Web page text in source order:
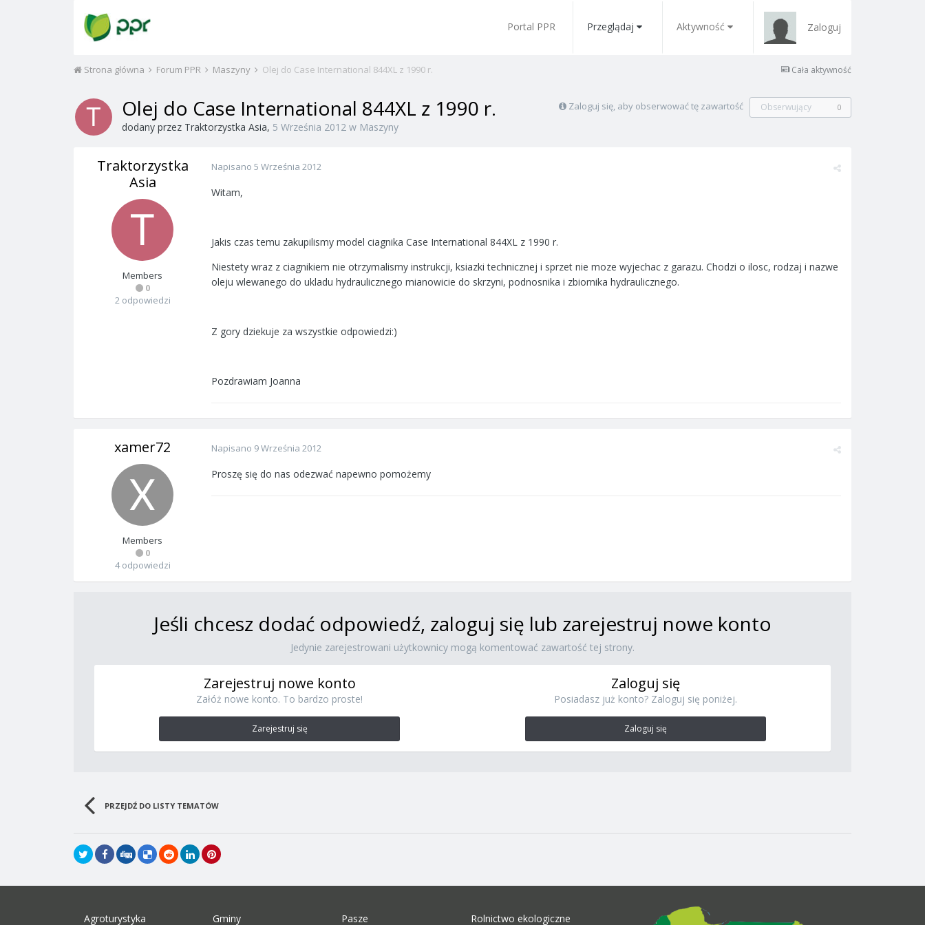
Portal PPR Przeglądaj Aktywność Zaloguj
Cała aktywność
Strona główna Forum PPR Maszyny Olej do Case International 844XL z 1990 r.
Zaloguj się, aby obserwować tę zawartość Obserwujący 0
Olej do Case International 844XL z 1990 r.
dodany przez Traktorzystka Asia, 5 Września 2012 w Maszyny
Traktorzystka
Asia
Members
0
2 odpowiedzi
Napisano 5 Września 2012
Witam,
Jakis czas temu zakupilismy model ciagnika Case International 844XL z 1990 r.
Niestety wraz z ciagnikiem nie otrzymalismy instrukcji, ksiazki technicznej i sprzet nie moze wyjechac z garazu. Chodzi o ilosc, rodzaj i nazwe
oleju wlewanego do ukladu hydraulicznego mianowicie do skrzyni, podnosnika i zbiornika hydraulicznego.
Z gory dziekuje za wszystkie odpowiedzi:)
Pozdrawiam Joanna
xamer72
Members
0
4 odpowiedzi
Napisano 9 Września 2012
Proszę się do nas odezwać napewno pomożemy
Jeśli chcesz dodać odpowiedź, zaloguj się lub zarejestruj nowe konto
Jedynie zarejestrowani użytkownicy mogą komentować zawartość tej strony.
Zarejestruj nowe konto
Załóż nowe konto. To bardzo proste!
Zarejestruj się
Zaloguj się
Posiadasz już konto? Zaloguj się poniżej.
Zaloguj się
PRZEJDŹ DO LISTY TEMATÓW
Agroturystyka Gminy Pasze Rolnictwo ekologiczne